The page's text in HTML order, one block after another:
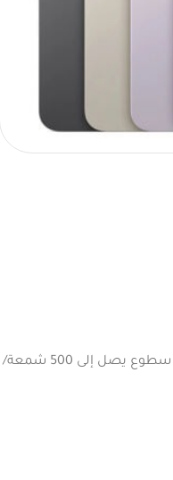
تقنيات: True Tone – P3 Wide Color – مقاومة للانعكاس – سطوع يصل إلى 500 شمعة/